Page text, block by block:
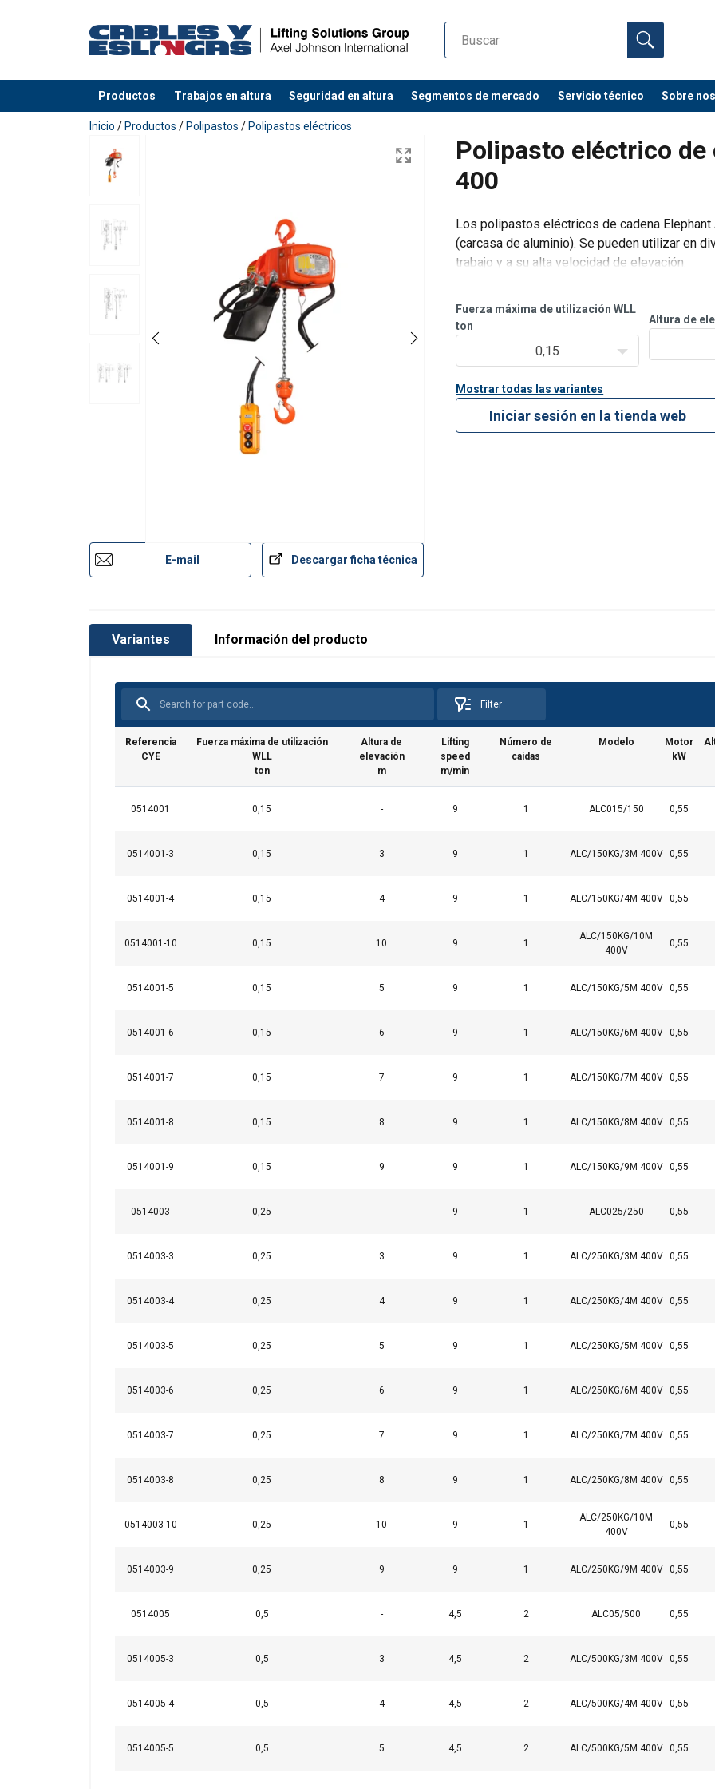
Productos Trabajos en altura Seguridad en altura Segmentos de mercado Servicio técnico Sobre
Agregado a su presupuesto
Inicio / Productos / Polipastos / Polipastos eléctricos
Polipasto eléctrico de
400
E-mail Descargar ficha técnica
Los polipastos eléctricos de cadena
(carcasa de aluminio). Se pueden utilizar en
trabajo y a su alta velocidad de elevación.
Embrague deslizante contra sobrecarga.
Fuerza máxima de utilización WLL
ton
0,15
Altura de
Mostrar todas las variantes
Iniciar sesión en la tienda web
Variantes Información del producto
Filter
Referencia
CYE
Fuerza máxima de utilización
WLL
ton
Altura de
elevación
m
Lifting
speed
m/min
Número de
caídas
Modelo
Motor
kW
0514001 0,15 - 9 1 ALC015/150 0,55
0514001-3 0,15 3 9 1 ALC/150KG/3M 400V 0,55
0514001-4 0,15 4 9 1 ALC/150KG/4M 400V 0,55
0514001-10 0,15 10 9 1
ALC/150KG/10M
400V
0,55
0514001-5 0,15 5 9 1 ALC/150KG/5M 400V 0,55
0514001-6 0,15 6 9 1 ALC/150KG/6M 400V 0,55
0514001-7 0,15 7 9 1 ALC/150KG/7M 400V 0,55
0514001-8 0,15 8 9 1 ALC/150KG/8M 400V 0,55
0514001-9 0,15 9 9 1 ALC/150KG/9M 400V 0,55
0514003 0,25 - 9 1 ALC025/250 0,55
0514003-3 0,25 3 9 1 ALC/250KG/3M 400V 0,55
0514003-4 0,25 4 9 1 ALC/250KG/4M 400V 0,55
0514003-5 0,25 5 9 1 ALC/250KG/5M 400V 0,55
0514003-6 0,25 6 9 1 ALC/250KG/6M 400V 0,55
0514003-7 0,25 7 9 1 ALC/250KG/7M 400V 0,55
0514003-8 0,25 8 9 1 ALC/250KG/8M 400V 0,55
0514003-10 0,25 10 9 1
ALC/250KG/10M
400V
0,55
0514003-9 0,25 9 9 1 ALC/250KG/9M 400V 0,55
0514005 0,5 - 4,5 2 ALC05/500 0,55
0514005-3 0,5 3 4,5 2 ALC/500KG/3M 400V 0,55
0514005-4 0,5 4 4,5 2 ALC/500KG/4M 400V 0,55
0514005-5 0,5 5 4,5 2 ALC/500KG/5M 400V 0,55
Ese sitio web utiliza cookies
compartimos información sobre su uso de nuestro sitio con nuestros socios de
partir del uso de sus servicios.
Política de privacidad
estrictamente
rendimiento
preferencias
funcionalidad
RECHAZAR TODO
Politica cookies